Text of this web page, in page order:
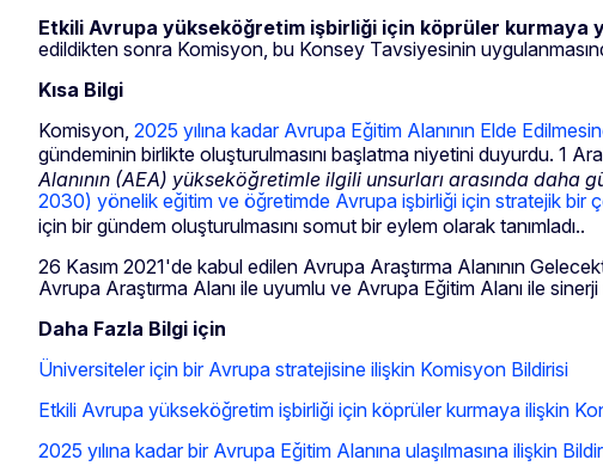
Etkili Avrupa yükseköğretim işbirliği için köprüler kurmaya
edildikten sonra Komisyon, bu Konsey Tavsiyesinin
Kısa Bilgi
Komisyon, 2025 yılına kadar Avrupa Eğitim Alanının Elde
gündeminin birlikte oluşturulmasını başlatma niyetini duyurdu. 1
Alanının (AEA) yükseköğretimle ilgili unsurları arasında daha
2030) yönelik eğitim ve öğretimde Avrupa işbirliği için stratejik bir
için bir gündem oluşturulmasını somut bir eylem olarak tanımladı..
26 Kasım 2021'de kabul edilen Avrupa Araştırma Alanının
Avrupa Araştırma Alanı ile uyumlu ve Avrupa Eğitim Alanı ile
Daha Fazla Bilgi için
Üniversiteler için bir Avrupa stratejisine ilişkin Komisyon Bildirisi
Etkili Avrupa yükseköğretim işbirliği için köprüler kurmaya ilişkin
2025 yılına kadar bir Avrupa Eğitim Alanına ulaşılmasına ilişkin